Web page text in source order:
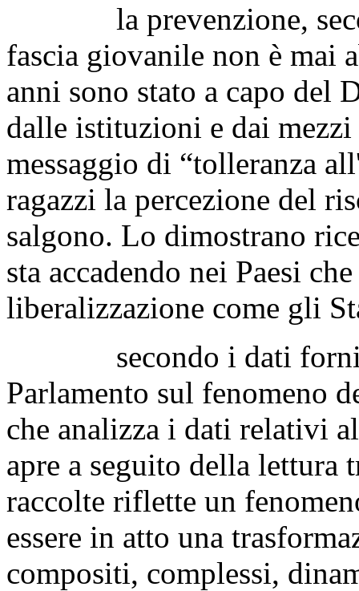
la prevenzione,
fascia giovanile non è mai
anni sono stato a capo del
dalle istituzioni e dai
messaggio di “tolleranza
ragazzi la percezione del
salgono. Lo dimostrano
sta accadendo nei Paesi
liberalizzazione come gli
secondo i dati forniti
Parlamento sul fenomeno
che analizza i dati relativi
apre a seguito della lettura
raccolte riflette un
essere in atto una
compositi, complessi,